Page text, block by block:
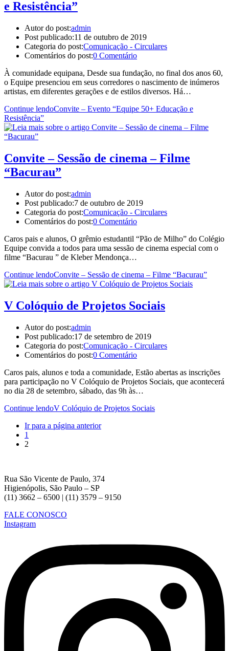
e Resistência”
Autor do post:admin
Post publicado:11 de outubro de 2019
Categoria do post:Comunicação - Circulares
Comentários do post:0 Comentário
À comunidade equipana, Desde sua fundação, no final dos anos 60,
o Equipe presenciou em seus corredores o nascimento de inúmeros
artistas, em diferentes gerações e de estilos diversos. Há…
Continue lendoConvite – Evento “Equipe 50+ Educação e
Resistência”
Convite – Sessão de cinema – Filme
“Bacurau”
Autor do post:admin
Post publicado:7 de outubro de 2019
Categoria do post:Comunicação - Circulares
Comentários do post:0 Comentário
Caros pais e alunos, O grêmio estudantil “Pão de Milho” do Colégio
Equipe convida a todos para uma sessão de cinema especial com o
filme “Bacurau ” de Kleber Mendonça…
Continue lendoConvite – Sessão de cinema – Filme “Bacurau”
V Colóquio de Projetos Sociais
Autor do post:admin
Post publicado:17 de setembro de 2019
Categoria do post:Comunicação - Circulares
Comentários do post:0 Comentário
Caros pais, alunos e toda a comunidade, Estão abertas as inscrições
para participação no V Colóquio de Projetos Sociais, que acontecerá
no dia 28 de setembro, sábado, das 9h às…
Continue lendoV Colóquio de Projetos Sociais
Ir para a página anterior
1
2
Rua São Vicente de Paulo, 374
Higienópolis, São Paulo – SP
(11) 3662 – 6500 | (11) 3579 – 9150
FALE CONOSCO
Instagram